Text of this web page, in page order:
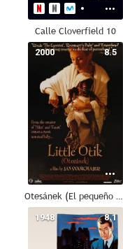
Calle Cloverfield 10
8.5
2000
Otesánek (El pequeño Otik)
8.1
1948